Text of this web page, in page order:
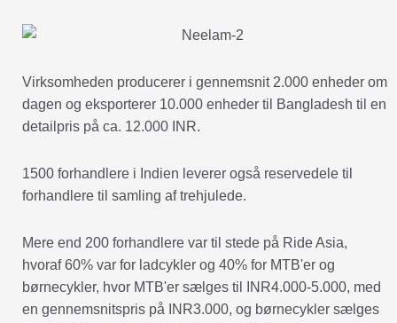
Virksomheden producerer i gennemsnit 2.000 enheder om
dagen og eksporterer 10.000 enheder til Bangladesh til en
detailpris på ca. 12.000 INR.
1500 forhandlere i Indien leverer også reservedele til
forhandlere til samling af trehjulede.
Mere end 200 forhandlere var til stede på Ride Asia,
hvoraf 60% var for ladcykler og 40% for MTB'er og
børnecykler, hvor MTB'er sælges til INR4.000-5.000, med
en gennemsnitspris på INR3.000, og børnecykler sælges